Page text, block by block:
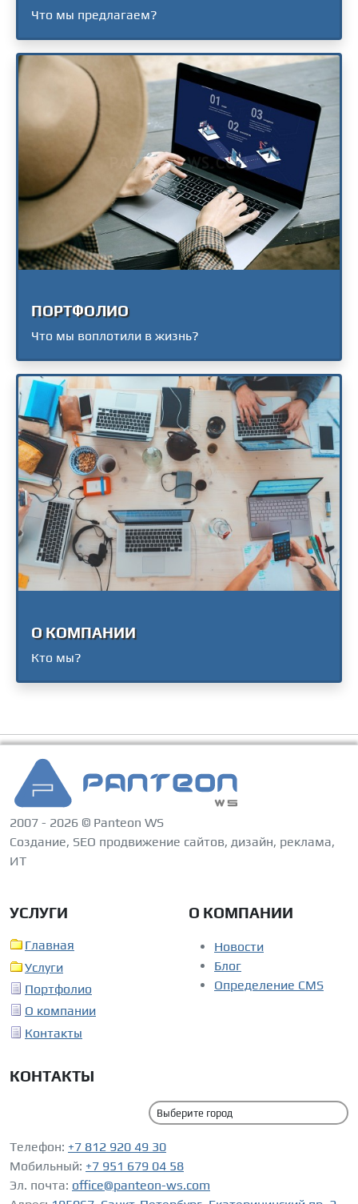
Что мы предлагаем?
ПОРТФОЛИО
Что мы воплотили в жизнь?
О КОМПАНИИ
Кто мы?
2007 - 2026 © Panteon WS
Создание, SEO продвижение сайтов, дизайн, реклама,
ИТ
УСЛУГИ
Главная
Услуги
Портфолио
О компании
Контакты
О КОМПАНИИ
Новости
Блог
Определение CMS
КОНТАКТЫ
Телефон: +7 812 920 49 30
Мобильный: +7 951 679 04 58
Эл. почта: office@panteon-ws.com